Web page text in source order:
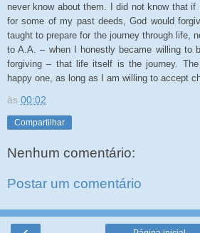
never know about them. I did not know that
for some of my past deeds, God would
taught to prepare for the journey through life,
to A.A. – when I honestly became willing to
forgiving – that life itself is the journey.
happy one, as long as I am willing to accept
às 00:02
Compartilhar
Nenhum comentário:
Postar um comentário